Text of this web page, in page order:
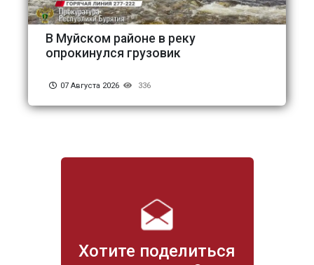
Хотите поделиться
В Муйском районе в реку
опрокинулся грузовик
07 Августа 2026 336